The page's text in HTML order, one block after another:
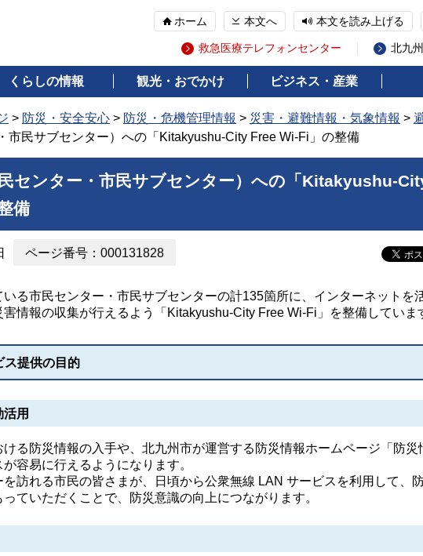
ホーム 本文へ 本文を読み上げる
救急医療テレフォンセンター 北九
くらしの情報 観光・おでかけ ビジネス・産業
> 防災・安全安心 > 防災・危機管理情報 > 災害・避難情報・気象情報 >
市民サブセンター）への「Kitakyushu-City Free Wi-Fi」の整備
センター・市民サブセンター）への「Kitakyushu-
備
ページ番号：000131828
る市民センター・市民サブセンターの計135箇所に、インターネットを
害情報の収集が行えるよう「Kitakyushu-City Free Wi-Fi」を整備していま
ス提供の目的
用
る防災情報の入手や、北九州市が運営する防災情報ホームページ「防災
容易に行えるようになります。
訪れる市民の皆さまが、日頃から公衆無線 LAN サービスを利用して、
ていただくことで、防災意識の向上につながります。